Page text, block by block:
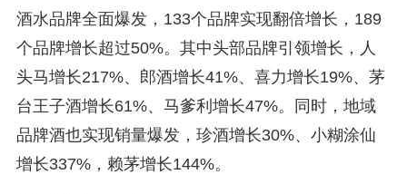
酒水品牌全面爆发，133个品牌实现翻倍增长，189
个品牌增长超过50%。其中头部品牌引领增长，人
头马增长217%、郎酒增长41%、喜力增长19%、茅
台王子酒增长61%、马爹利增长47%。同时，地域
品牌酒也实现销量爆发，珍酒增长30%、小糊涂仙
增长337%，赖茅增长144%。